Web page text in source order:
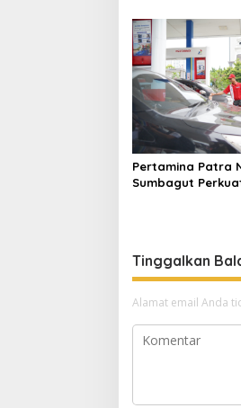
Pertamina Patra
Sumbagut
Tinggalkan
Alamat email Anda